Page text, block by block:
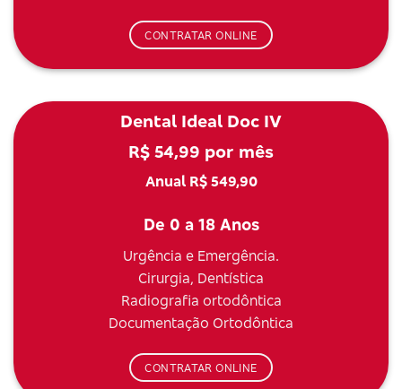
CONTRATAR ONLINE
Dental Ideal Doc IV
R$ 54,99 por mês
Anual R$ 549,90
De 0 a 18 Anos
Urgência e Emergência.
Cirurgia, Dentística
Radiografia ortodôntica
Documentação Ortodôntica
CONTRATAR ONLINE